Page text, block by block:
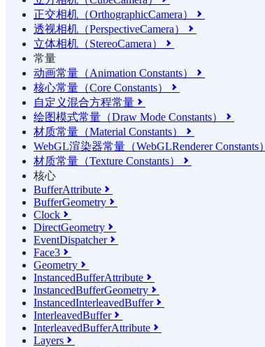
正交相机（OrthographicCamera） 
透视相机（PerspectiveCamera） 
立体相机（StereoCamera） 
常量
动画常量（Animation Constants）

核心常量（Core Constants） 
自定义混合方程常量 
绘图模式常量（Draw Mode Constants） 
材质常量（Material Constants） 
WebGL渲染器常量（WebGLRenderer Constants）
材质常量（Texture Constants） 
核心
BufferAttribute 
BufferGeometry 
Clock 
DirectGeometry 
EventDispatcher
Face3 
Geometry 
InstancedBufferAttribute 
InstancedBufferGeometry 
InstancedInterleavedBuffer
InterleavedBuffer
InterleavedBufferAttribute 
Layers 